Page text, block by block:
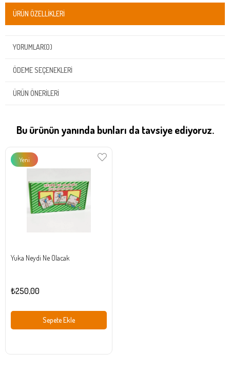
ÜRÜN ÖZELLIKLERI
YORUMLAR(0)
ÖDEME SEÇENEKLERI
ÜRÜN ÖNERILERI
Bu ürünün yanında bunları da tavsiye ediyoruz.
Yuka Neydi Ne Olacak
₺250,00
Sepete Ekle
Yeni